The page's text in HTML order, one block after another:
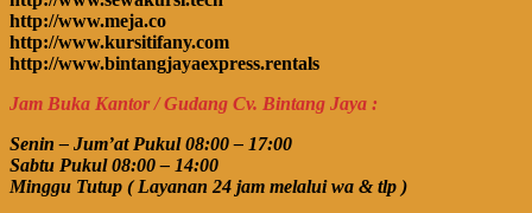
http://www.meja.co
http://www.kursitifany.com
http://www.bintangjayaexpress.rentals
Jam Buka Kantor / Gudang Cv. Bintang Jaya :
Senin – Jum’at Pukul 08:00 – 17:00
Sabtu Pukul 08:00 – 14:00
Minggu Tutup ( Layanan 24 jam melalui wa & tlp )